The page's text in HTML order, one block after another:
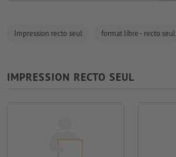
Impression recto seul format libre - recto seul
IMPRESSION RECTO SEUL